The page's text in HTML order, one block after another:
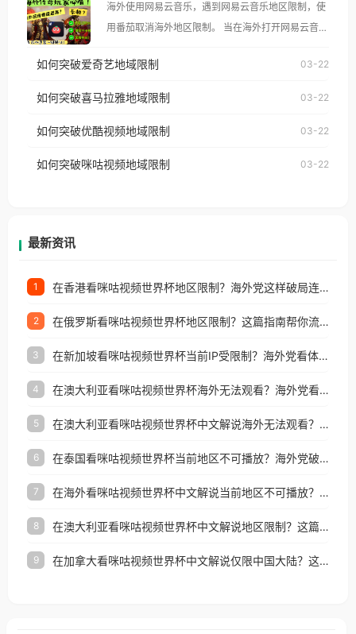
像其他音乐平台一样，出现地区及版权限制问题，且
仅能在中国大陆地区播放。 遇到这个问题的朋友们，
使用番茄回国加速器，即可解决「海外用户收听腾讯
台湾、美国、加拿大、澳大利亚、欧洲等国家和地区
权限制所困扰。
海外使用网易云音乐，遇到网易云音乐地区限制，使
用番茄取消海外地区限制。 当在海外打开网易云音
播放”的提示语。 海外用户如香港、澳门、台湾、美
国、加拿大、澳大利亚、欧洲等国家和地区时，网易
制问题，且仅能在中国大陆地区播放。 遇到这个问题
户收听网易云音乐地区版权限制」的问题，无论人在
如何突破爱奇艺地域限制 03-22
如何突破喜马拉雅地域限制 03-22
如何突破优酷视频地域限制 03-22
如何突破咪咕视频地域限制 03-22
最新资讯
1 在香港看咪咕视频世界杯地区限制？海外党这样破局连看7天不卡顿！
2 在俄罗斯看咪咕视频世界杯地区限制？这篇指南帮你流畅看中文解说赛事
3 在新加坡看咪咕视频世界杯当前IP受限制？海外党看体育赛事的终极破局指南
4 在澳大利亚看咪咕视频世界杯海外无法观看？海外党看国内体育直播的终极解法
5 在澳大利亚看咪咕视频世界杯中文解说海外无法观看？这篇指南帮你搞定所有体育直播难题
6 在泰国看咪咕视频世界杯当前地区不可播放？海外党破局看中文解说赛事指南
7 在海外看咪咕视频世界杯中文解说当前地区不可播放？这篇指南帮你搞定所有体育赛事直播难题
8 在澳大利亚看咪咕视频世界杯中文解说地区限制？这篇指南帮你搞定海外观赛难题
9 在加拿大看咪咕视频世界杯中文解说仅限中国大陆？这篇指南帮你轻松解锁中文解说和赛事直播